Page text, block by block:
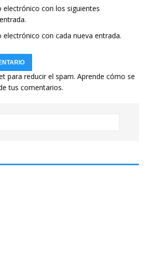
electrónico con los siguientes
electrónico con cada nueva entrada.
para reducir el spam. Aprende cómo se
tus comentarios.